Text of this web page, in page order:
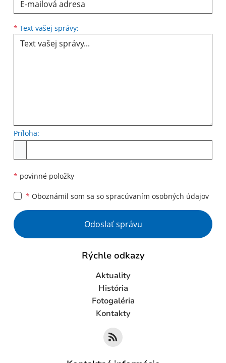
* Text vašej správy:
Príloha:
* povinné položky
* Oboznámil som sa so spracúvaním osobných údajov
Google reCaptcha Response
Odoslať správu
Rýchle odkazy
Aktuality
História
Fotogaléria
Kontakty